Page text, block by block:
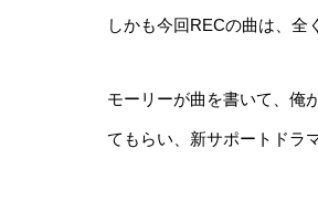
しかも今回RECの曲は、全
モーリーが曲を書いて、俺
てもらい、新サポートドラ